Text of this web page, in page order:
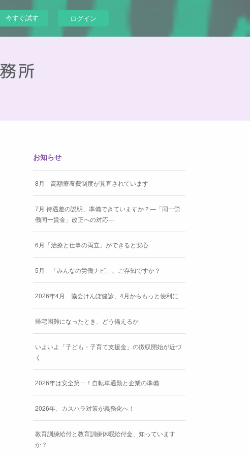
今すぐ試す ログイン
お知らせ
8月 高額療養費制度が見直されています
7月 待遇差の説明、準備できていますか？―「同一労
働同一賃金」改正への対応―
6月「治療と仕事の両立」ができると安心
5月 「みんなの労働ナビ」、ご存知ですか？
2026年4月 協会けんぽ健診、4月からもっと便利に
帰宅困難になったとき、どう備えるか
いよいよ「子ども・子育て支援金」の徴収開始が近づ
く
2026年は安全第一！自転車通勤と企業の準備
2026年、カスハラ対策が義務化へ！
教育訓練給付と教育訓練休暇給付金、知っています
か？